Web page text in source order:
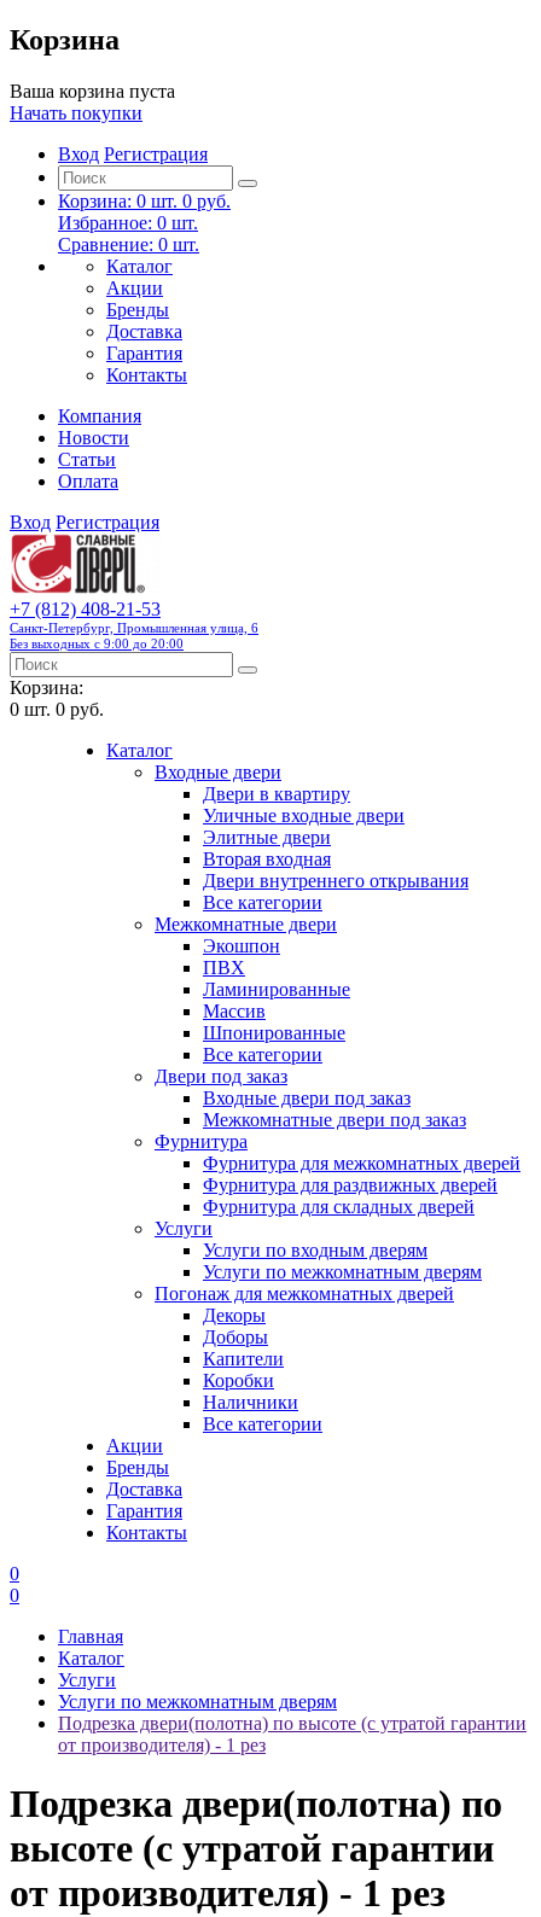
Корзина
Ваша корзина пуста
Начать покупки
Вход Регистрация
Корзина: 0 шт. 0 руб.
Избранное: 0 шт.
Сравнение: 0 шт.
Каталог
Акции
Бренды
Доставка
Гарантия
Контакты
Компания
Новости
Статьи
Оплата
Вход Регистрация
+7 (812) 408-21-53
Санкт-Петербург, Промышленная улица, 6
Без выходных с 9:00 до 20:00
Корзина:
0 шт. 0 руб.
Каталог
Входные двери
Двери в квартиру
Уличные входные двери
Элитные двери
Вторая входная
Двери внутреннего открывания
Все категории
Межкомнатные двери
Экошпон
ПВХ
Ламинированные
Массив
Шпонированные
Все категории
Двери под заказ
Входные двери под заказ
Межкомнатные двери под заказ
Фурнитура
Фурнитура для межкомнатных дверей
Фурнитура для раздвижных дверей
Фурнитура для складных дверей
Услуги
Услуги по входным дверям
Услуги по межкомнатным дверям
Погонаж для межкомнатных дверей
Декоры
Доборы
Капители
Коробки
Наличники
Все категории
Акции
Бренды
Доставка
Гарантия
Контакты
0
0
Главная
Каталог
Услуги
Услуги по межкомнатным дверям
Подрезка двери(полотна) по высоте (с утратой гарантии
от производителя) - 1 рез
Подрезка двери(полотна) по
высоте (с утратой гарантии
от производителя) - 1 рез